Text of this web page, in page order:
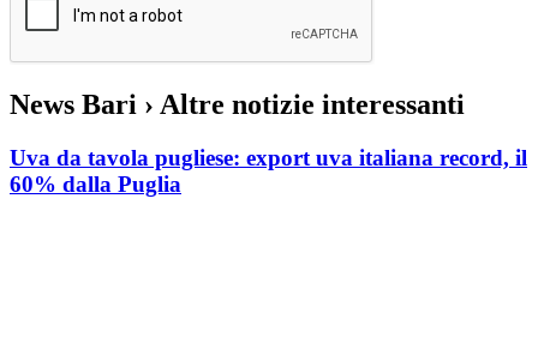
News Bari › Altre notizie interessanti
Uva da tavola pugliese: export uva italiana record, il
60% dalla Puglia